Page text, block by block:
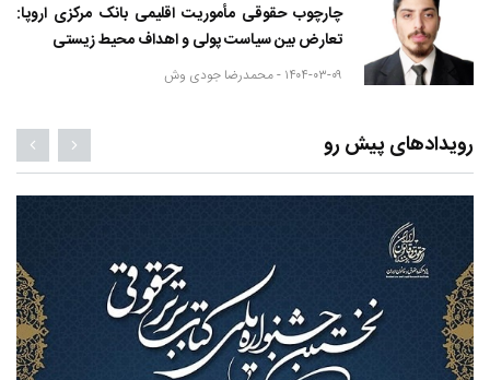
چارچوب حقوقی مأموریت اقلیمی بانک مرکزی اروپا:
تعارض بین سیاست پولی و اهداف محیط زیستی
۱۴۰۴-۰۳-۰۹ - محمدرضا جودی وش
رویدادهای پیش رو